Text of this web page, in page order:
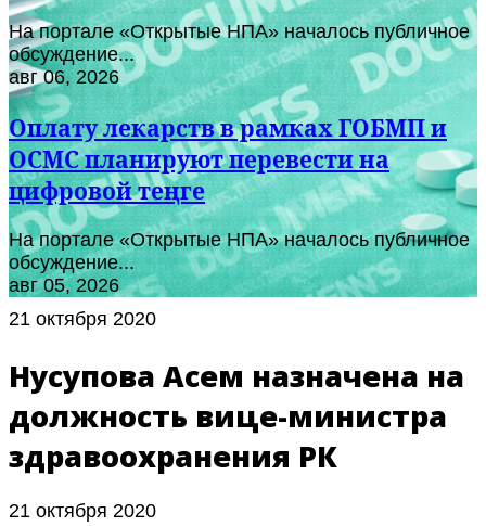
На портале «Открытые НПА» началось публичное
обсуждение...
авг 06, 2026
Оплату лекарств в рамках ГОБМП и
ОСМС планируют перевести на
цифровой теңге
На портале «Открытые НПА» началось публичное
обсуждение...
авг 05, 2026
21 октября 2020
Нусупова Асем назначена на
должность вице-министра
здравоохранения РК
21 октября 2020